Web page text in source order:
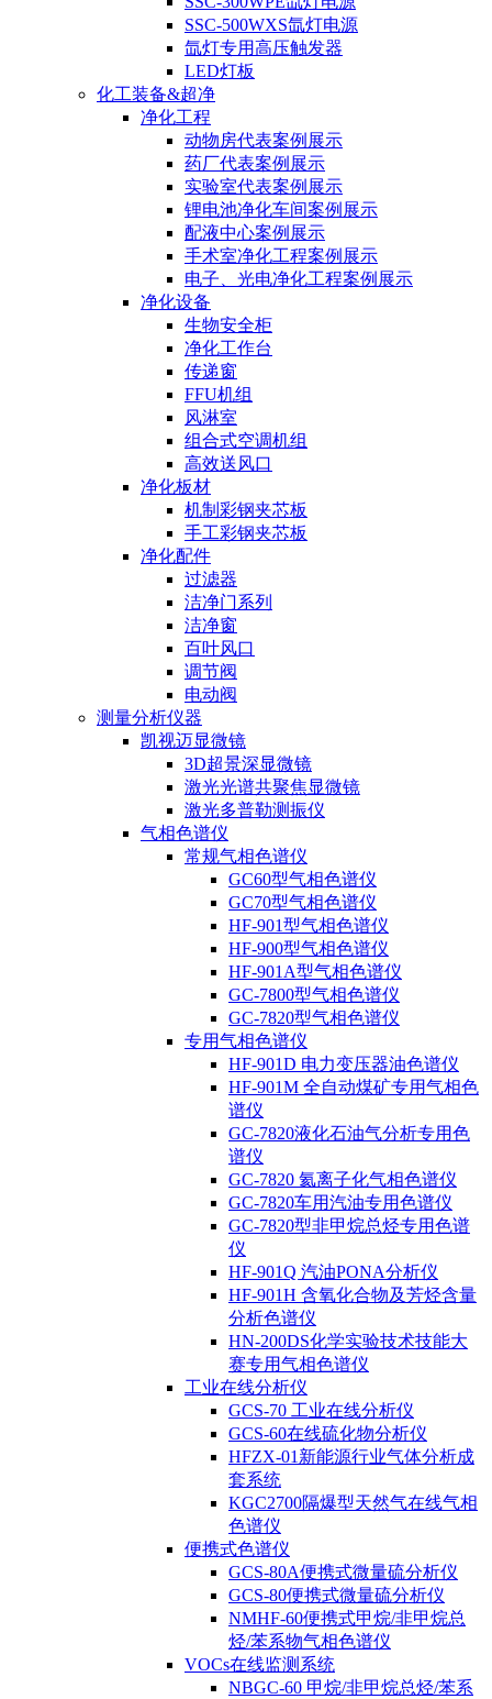
SSC-500WXS氙灯电源
氙灯专用高压触发器
LED灯板
化工装备&超净
净化工程
动物房代表案例展示
药厂代表案例展示
实验室代表案例展示
锂电池净化车间案例展示
配液中心案例展示
手术室净化工程案例展示
电子、光电净化工程案例展示
净化设备
生物安全柜
净化工作台
传递窗
FFU机组
风淋室
组合式空调机组
高效送风口
净化板材
机制彩钢夹芯板
手工彩钢夹芯板
净化配件
过滤器
洁净门系列
洁净窗
百叶风口
调节阀
电动阀
测量分析仪器
凯视迈显微镜
3D超景深显微镜
激光光谱共聚焦显微镜
激光多普勒测振仪
气相色谱仪
常规气相色谱仪
GC60型气相色谱仪
GC70型气相色谱仪
HF-901型气相色谱仪
HF-900型气相色谱仪
HF-901A型气相色谱仪
GC-7800型气相色谱仪
GC-7820型气相色谱仪
专用气相色谱仪
HF-901D 电力变压器油色谱仪
HF-901M 全自动煤矿专用气相色
谱仪
GC-7820液化石油气分析专用色
谱仪
GC-7820 氦离子化气相色谱仪
GC-7820车用汽油专用色谱仪
GC-7820型非甲烷总烃专用色谱
仪
HF-901Q 汽油PONA分析仪
HF-901H 含氧化合物及芳烃含量
分析色谱仪
HN-200DS化学实验技术技能大
赛专用气相色谱仪
工业在线分析仪
GCS-70 工业在线分析仪
GCS-60在线硫化物分析仪
HFZX-01新能源行业气体分析成
套系统
KGC2700隔爆型天然气在线气相
色谱仪
便携式色谱仪
GCS-80A便携式微量硫分析仪
GCS-80便携式微量硫分析仪
NMHF-60便携式甲烷/非甲烷总
烃/苯系物气相色谱仪
VOCs在线监测系统
NBGC-60 甲烷/非甲烷总烃/苯系